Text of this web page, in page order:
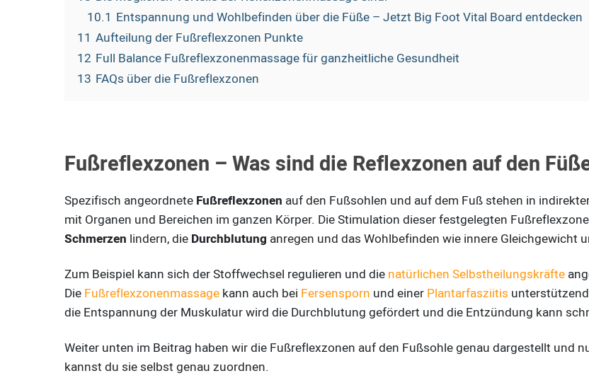
10.1 Entspannung und Wohlbefinden über die Füße – Jetzt Big Foot Vital Board entdecken
11 Aufteilung der Fußreflexzonen Punkte
12 Full Balance Fußreflexzonenmassage für ganzheitliche Gesundheit
13 FAQs über die Fußreflexzonen
Fußreflexzonen – Was sind die Reflexzonen auf den
Spezifisch angeordnete Fußreflexzonen auf den Fußsohlen und auf dem Fuß stehen in
mit Organen und Bereichen im ganzen Körper. Die Stimulation dieser festgelegten
Schmerzen lindern, die Durchblutung anregen und das Wohlbefinden wie innere Gleichgewicht
Zum Beispiel kann sich der Stoffwechsel regulieren und die natürlichen Selbstheilungskräfte
Die Fußreflexzonenmassagekann auch bei Fersensporn und einer Plantarfasziitis
die Entspannung der Muskulatur wird die Durchblutung gefördert und die Entzündung kann
Weiter unten im Beitrag haben wir die Fußreflexzonen auf den Fußsohle genau dargestellt und
kannst du sie selbst genau zuordnen.